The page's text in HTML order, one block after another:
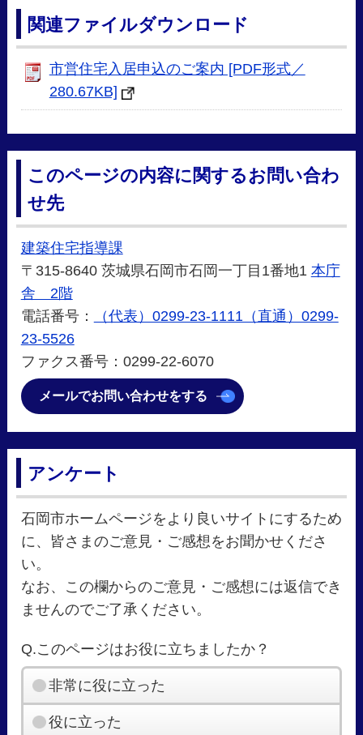
関連ファイルダウンロード
市営住宅入居申込のご案内 [PDF形式／
280.67KB]
このページの内容に関するお問い合わ
せ先
建築住宅指導課
〒315-8640 茨城県石岡市石岡一丁目1番地1 本庁
舎 2階
電話番号：
（代表）0299-23-1111（直通）0299-
23-5526
ファクス番号：0299-22-6070
メールでお問い合わせをする
アンケート
石岡市ホームページをより良いサイトにするため
に、皆さまのご意見・ご感想をお聞かせくださ
い。
なお、この欄からのご意見・ご感想には返信でき
ませんのでご了承ください。
Q.このページはお役に立ちましたか？
非常に役に立った
役に立った